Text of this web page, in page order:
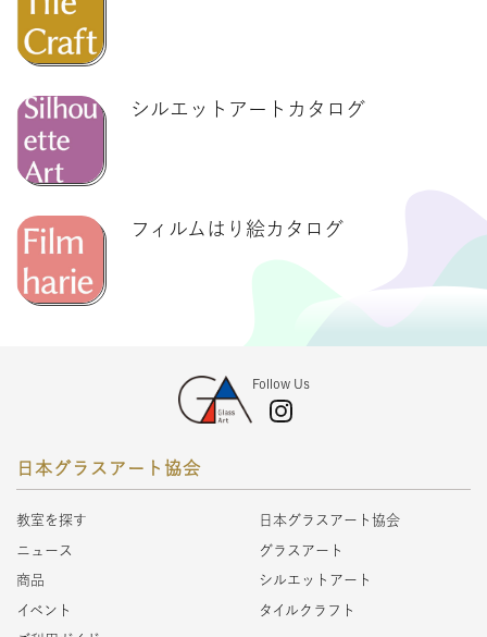
シルエットアートカタログ
フィルムはり絵カタログ
Follow Us
日本グラスアート協会
教室を探す
ニュース
商品
イベント
日本グラスアート協会
グラスアート
シルエットアート
タイルクラフト